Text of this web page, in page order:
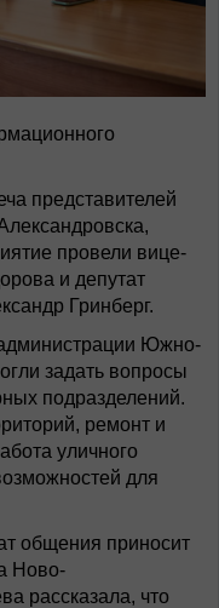
представителей
провели вице-
и депутат
Гринберг.
Южно-
задать вопросы
подразделений.
ремонт и
уличного
для
общения приносит
Ново-
рассказала, что